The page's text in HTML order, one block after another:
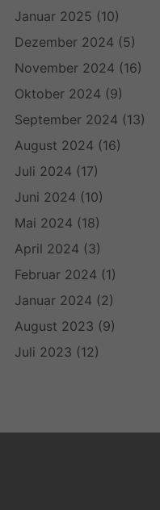
Januar 2025 (10)
Dezember 2024 (5)
November 2024 (16)
Oktober 2024 (9)
September 2024 (13)
August 2024 (16)
Juli 2024 (17)
Juni 2024 (10)
Mai 2024 (18)
April 2024 (3)
Februar 2024 (1)
Januar 2024 (2)
August 2023 (9)
Juli 2023 (12)